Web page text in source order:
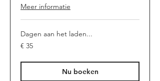
Meer informatie
Dagen aan het laden...
35
euro
€ 35
Nu boeken